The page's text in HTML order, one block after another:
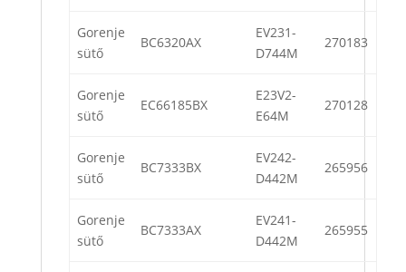
Gorenje
sütő
BC6320AX
EV231-
D744M
270183
Gorenje
sütő
EC66185BX
E23V2-
E64M
270128
Gorenje
sütő
BC7333BX
EV242-
D442M
265956
Gorenje
sütő
BC7333AX
EV241-
D442M
265955